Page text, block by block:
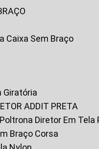
Caixa Sem Braço
Giratória
ADDIT PRETA
Poltrona Diretor Em Tela
Braço Corsa